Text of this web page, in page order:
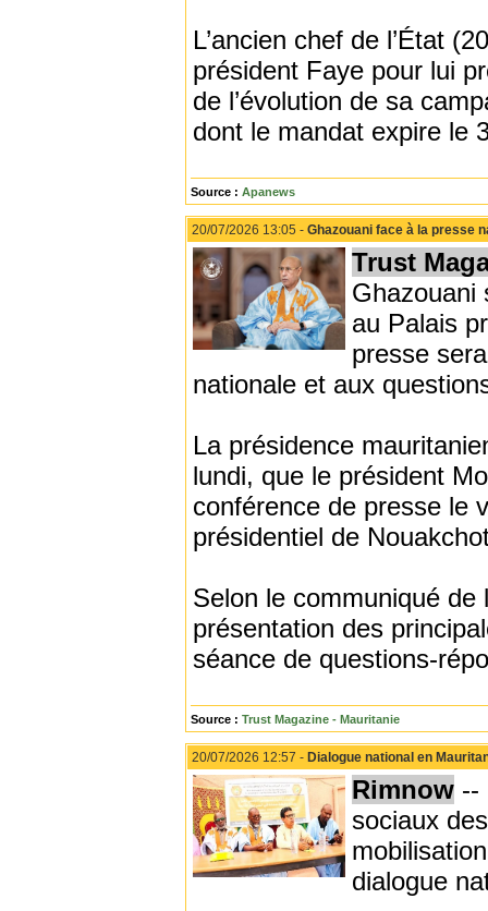
L’ancien chef de l’État
président Faye pour lui
de l’évolution de sa
dont le mandat expire le
Source : Apanews
20/07/2026 13:05 - Ghazouani face à la presse
Trust
Ghazouani
au Palais
presse
nationale et aux
La présidence
lundi, que le président
conférence de presse le
présidentiel de
Selon le communiqué
présentation des
séance de questions-
Source : Trust Magazine - Mauritanie
20/07/2026 12:57 - Dialogue national en
Rimnow --
sociaux
dialogue